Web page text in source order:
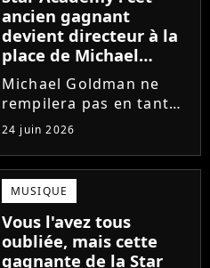
nommé...
ancien gagnant
devient directeur à la
place de Michael
Goldman ? Il donne
enfin sa réponse
Michael Goldman ne
rempilera pas en tant
que directeur de la
prochaine saison de la
Star Academy. Mais qui
prendra sa place ? Alors
que son nom circule,
cet ancien gagnant de
l'émission...
24 juin 2026
MUSIQUE
Vous l'avez tous
oubliée, mais cette
gagnante de la Star